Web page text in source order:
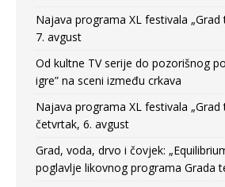
Najava programa XL festivala „Grad
7. avgust
Od kultne TV serije do pozorišnog
igre” na sceni između crkava
Najava programa XL festivala „Grad
četvrtak, 6. avgust
Grad, voda, drvo i čovjek:
poglavlje likovnog programa Grada